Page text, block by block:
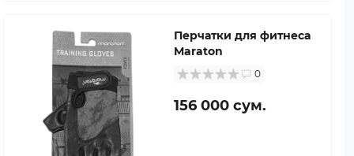
Перчатки для фитнеса
Maraton
0
156 000 сум.